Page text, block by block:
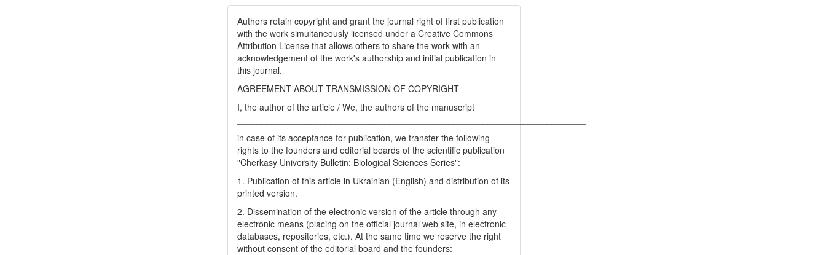
Authors retain copyright and grant the journal right of first publication
with the work simultaneously licensed under a Creative Commons
Attribution License that allows others to share the work with an
acknowledgement of the work's authorship and initial publication in
this journal.
AGREEMENT ABOUT TRANSMISSION OF COPYRIGHT
I, the author of the article / We, the authors of the manuscript
in case of its acceptance for publication, we transfer the following
rights to the founders and editorial boards of the scientific publication
"Cherkasy University Bulletin: Biological Sciences Series":
1. Publication of this article in Ukrainian (English) and distribution of its
printed version.
2. Dissemination of the electronic version of the article through any
electronic means (placing on the official journal web site, in electronic
databases, repositories, etc.). At the same time we reserve the right
without consent of the editorial board and the founders: